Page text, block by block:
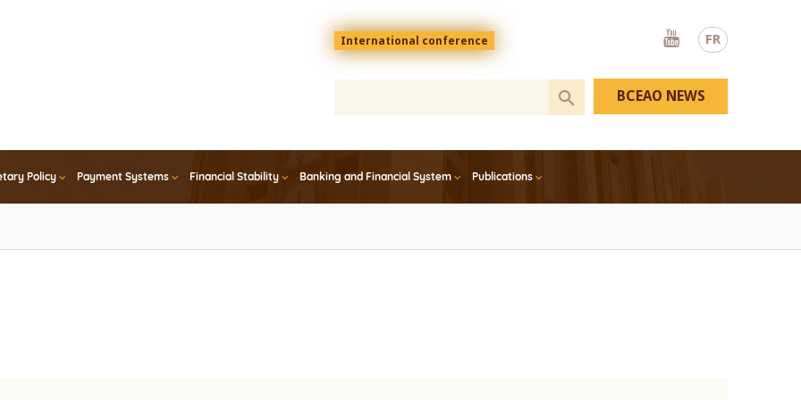
FR
Menu
top
En
International conference
Youtube
Policy Payment Systems Financial Stability Banking and Financial System Publications
BCEAO NEWS